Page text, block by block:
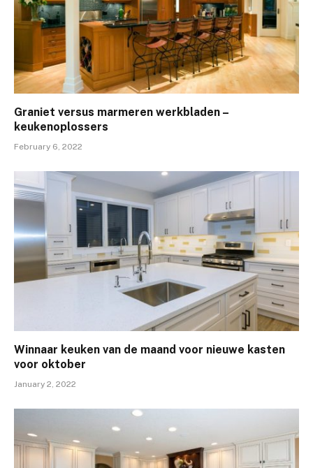
Graniet versus marmeren werkbladen –
keukenoplossers
February 6, 2022
Winnaar keuken van de maand voor nieuwe kasten
voor oktober
January 2, 2022